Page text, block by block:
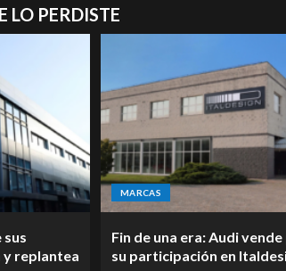
LO PERDISTE
sus
y replantea
MARCAS
Fin de una era: Audi
su participación en